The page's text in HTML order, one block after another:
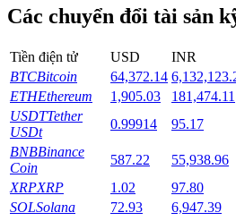
Launchpool
Đặt cọc linh hoạt để kiếm được
Các chuyển đổi tài sản
Tiền điện tử USD INR
BTCBitcoin 64,372.14
ETHEthereum 1,905.03 181,474.11
USDTTether
USDt
0.99914 95.17
BNBBinance
Coin
587.22 55,938.96
XRPXRP 1.02 97.80
SOLSolana 72.93 6,947.39